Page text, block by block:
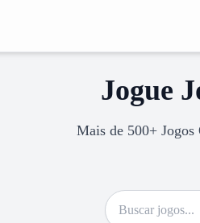
Jogue
Mais de 500+ Jogos